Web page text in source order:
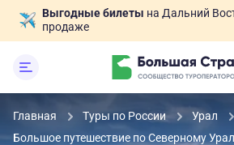
Выгодные билеты на Дальний
продаже
Главная Туры по России
Урал
Большое путешествие по Северному